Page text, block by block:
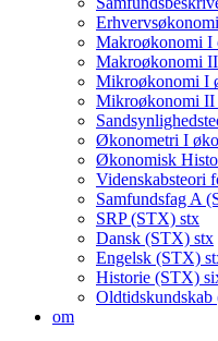
Erhvervsøkonomi
Makroøkonomi I
Makroøkonomi II
Mikroøkonomi I
Mikroøkonomi II
Økonometri I
Økonomisk
Videnskabsteori
Samfundsfag A
SRP (STX) stx
Dansk (STX) stx
Engelsk (STX)
Historie (STX)
om